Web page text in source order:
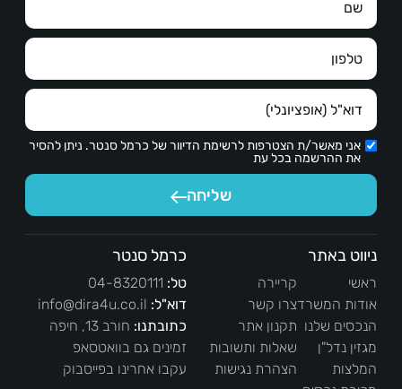
אני מאשר/ת הצטרפות לרשימת הדיוור של כרמל סנטר. ניתן להסיר
את ההרשמה בכל עת
שליחה
ניווט באתר
ראשי
אודות המשרד
הנכסים שלנו
מגזין נדל"ן
המלצות
קריירה
צרו קשר
תקנון אתר
שאלות ותשובות
הצהרת נגישות
כרמל סנטר
טל: 04-8320111
דוא"ל: info@dira4u.co.il
כתובתנו: חורב 13, חיפה
זמינים גם בוואטסאפ
עקבו אחרינו בפייסבוק